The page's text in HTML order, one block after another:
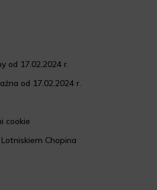
od 17.02.2024 r.
od 17.02.2024 r.
cookie
Chopina